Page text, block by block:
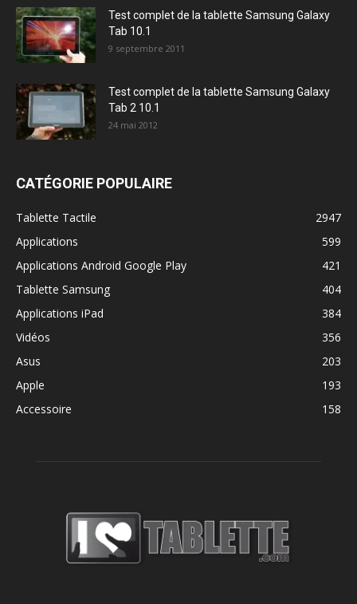
Test complet de la tablette Samsung Galaxy
Tab 10.1
9 septembre 2011
Test complet de la tablette Samsung Galaxy
Tab 2 10.1
24 mai 2012
CATÉGORIE POPULAIRE
Tablette Tactile
2947
Applications
599
Applications Android Google Play
421
Tablette Samsung
404
Applications iPad
384
Vidéos
356
Asus
203
Apple
193
Accessoire
158